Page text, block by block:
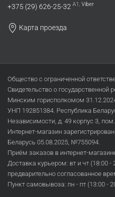
+375 (29) 626-25-32 A1, Viber
Карта проезда
Общество с ограниченной
Свидетельство о
Минским горисполкомом
УНП 192851384. Республика
Независимости, д. 49 корпус 3,
Интернет-магазин
Беларусь 05.08.2025, №755094.
Приём заказов в интернет-
Доставка курьером: вт и чт (18:00 -
предварительно согласованное
Пункт самовывоза: пн - пт (13:00 -